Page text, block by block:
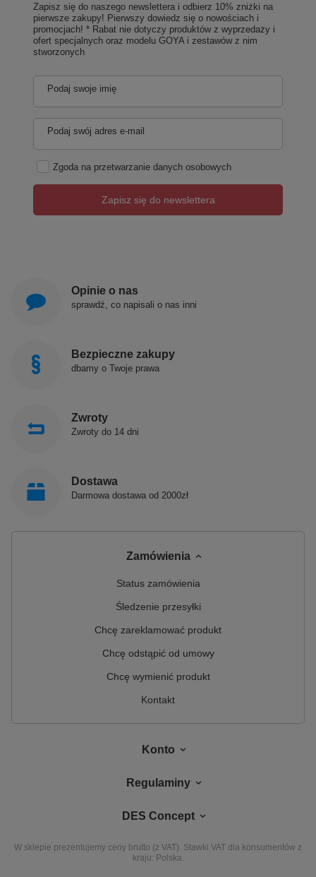
Zapisz się do naszego newslettera i odbierz 10% zniżki na
pierwsze zakupy! Pierwszy dowiedz się o nowościach i
promocjach! * Rabat nie dotyczy produktów z wyprzedaży i
ofert specjalnych oraz modelu GOYA i zestawów z nim
stworzonych
Podaj swoje imię
Podaj swój adres e-mail
Zgoda na przetwarzanie danych osobowych
Zapisz się do newslettera
Opinie o nas
sprawdź, co napisali o nas inni
Bezpieczne zakupy
dbamy o Twoje prawa
Zwroty
Zwroty do 14 dni
Dostawa
Darmowa dostawa od 2000zł
Zamówienia
Status zamówienia
Śledzenie przesyłki
Chcę zareklamować produkt
Chcę odstąpić od umowy
Chcę wymienić produkt
Kontakt
Konto
Regulaminy
DES Concept
W sklepie prezentujemy ceny brutto (z VAT). Stawki VAT dla konsumentów z
kraju: Polska.